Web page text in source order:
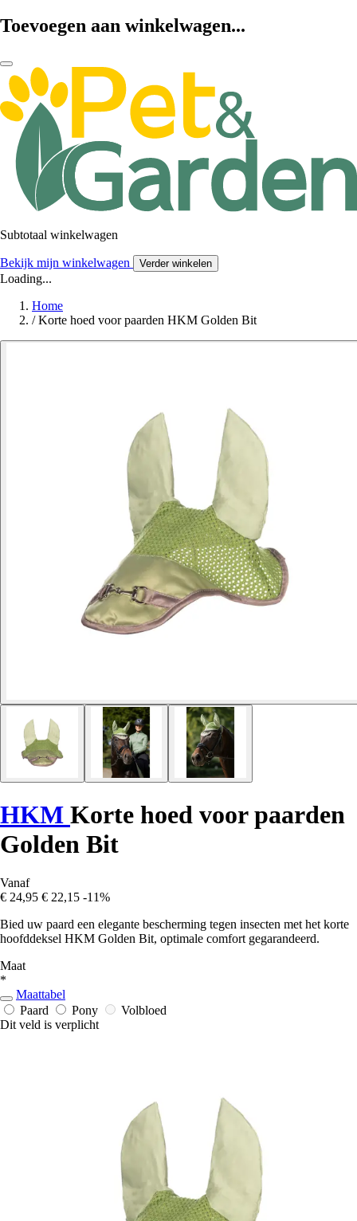
Toevoegen aan winkelwagen...
Subtotaal winkelwagen
Bekijk mijn winkelwagen Verder winkelen
Loading...
Home
/ Korte hoed voor paarden HKM Golden Bit
HKM Korte hoed voor paarden
Golden Bit
Vanaf
€ 24,95 € 22,15 -11%
Bied uw paard een elegante bescherming tegen insecten met het korte
hoofddeksel HKM Golden Bit, optimale comfort gegarandeerd.
Maat
*
Maattabel
Paard
Pony
Volbloed
Dit veld is verplicht